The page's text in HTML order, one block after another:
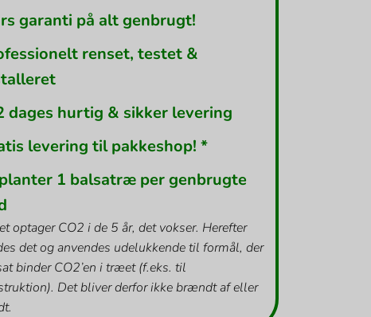
garanti på alt genbrugt!
renset, testet &
dages hurtig & sikker levering
levering til pakkeshop! *
1 balsatræ per genbrugte
optager CO2 i de 5 år, det vokser. Herefter
det og anvendes udelukkende til formål, der
binder CO2’en i træet (f.eks. til
Det bliver derfor ikke brændt af eller